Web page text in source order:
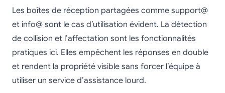
Les boîtes de réception partagées comme support@
et info@ sont le cas d’utilisation évident. La détection
de collision et l’affectation sont les fonctionnalités
pratiques ici. Elles empêchent les réponses en double
et rendent la propriété visible sans forcer l’équipe à
utiliser un service d’assistance lourd.